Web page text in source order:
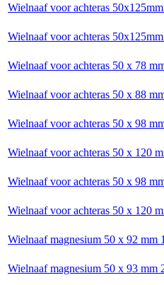
Wielnaaf voor achteras
Wielnaaf voor achteras
Wielnaaf voor achteras 50 x 78
Wielnaaf voor achteras 50 x 88
Wielnaaf voor achteras 50 x 98
Wielnaaf voor achteras 50 x 120
Wielnaaf voor achteras 50 x 98
Wielnaaf voor achteras 50 x 120
Wielnaaf magnesium 50 x 92 mm
Wielnaaf magnesium 50 x 93 mm